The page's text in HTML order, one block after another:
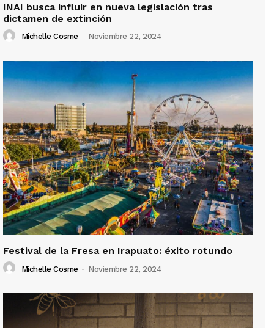
INAI busca influir en nueva legislación tras
dictamen de extinción
Michelle Cosme - Noviembre 22, 2024
Festival de la Fresa en Irapuato: éxito rotundo
Michelle Cosme - Noviembre 22, 2024